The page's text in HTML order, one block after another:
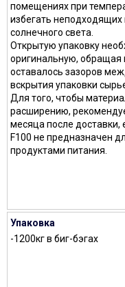
помещениях при
избегать неподходящих
солнечного света.
Открытую упаковку
оригинальную, обращая
оставалось зазоров
вскрытия упаковки
Для того, чтобы
расширению,
месяца после доставки,
F100 не предназначен
продуктами питания.
Упаковка
-1200кг в биг-бэгах